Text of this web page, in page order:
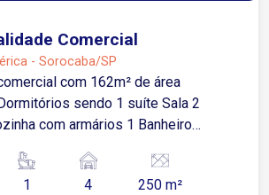
Comercial
- Sorocaba/SP
com 162m² de área
de empregado com 1
1 4 250 m²